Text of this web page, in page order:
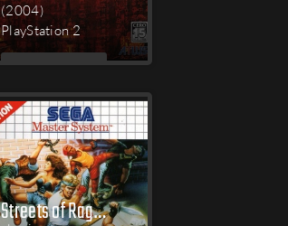
(2004)
PlayStation 2
MEHR
Streets of Rage 2